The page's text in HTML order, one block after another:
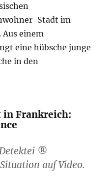
Stadt im
einem
eine hübsche junge
in den
in Frankreich:
®
auf Video.